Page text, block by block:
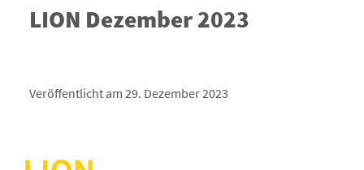
LION Dezember 2023
Veröffentlicht am 29. Dezember 2023